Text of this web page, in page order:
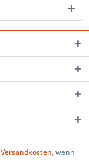
Versandkosten, wenn